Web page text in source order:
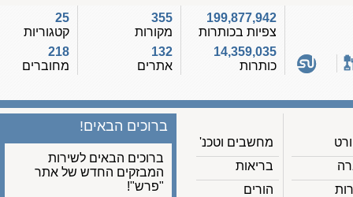
199,877,942
צפיות בכותרות
14,359,035
כותרות
355
מקורות
132
אתרים
קטגוריות
218
מחוברים
מחשבים וטכנ'
בריאות
הורים
ברוכים הבאים!
ברוכים הבאים לשירות
המבזקים החדש של אתר
"פרש"!